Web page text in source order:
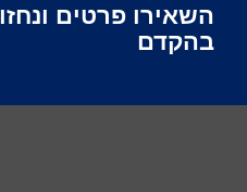
השאירו פרטים
בהקדם